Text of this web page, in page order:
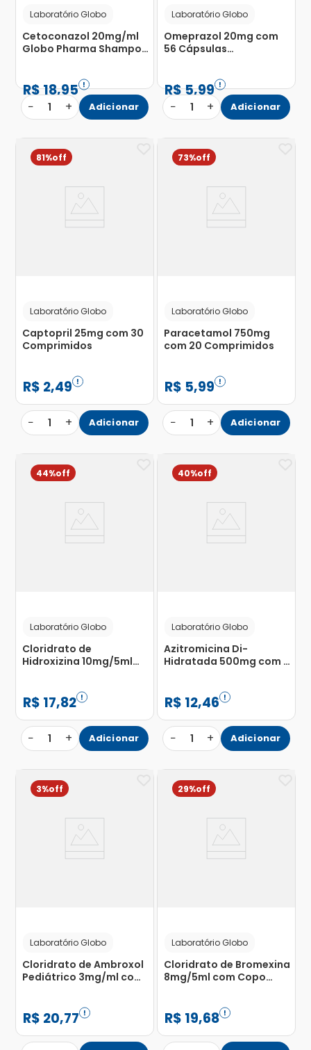
Laboratório Globo
Cetoconazol 20mg/ml
Globo Pharma Shampoo
R$18,95
− 1 + Adicionar
Laboratório Globo
Omeprazol 20mg com
56 Cápsulas
R$5,99
− 1 + Adicionar
81%
Laboratório Globo
Captopril 25mg com 30
Comprimidos
R$ 2,49
− 1 + Adicionar
73%
Laboratório Globo
Paracetamol 750mg
com 20 Comprimidos
R$ 5,99
− 1 + Adicionar
44%
Laboratório Globo
Cloridrato de
Hidroxizina 10mg/5ml
Oral 100ml
R$ 17,82
− 1 + Adicionar
40%
Laboratório Globo
Azitromicina Di-
Hidratada 500mg com 3
R$ 12,46
− 1 + Adicionar
3%
Laboratório Globo
Cloridrato de Ambroxol
Pediátrico 3mg/ml com
R$ 20,77
29%
Laboratório Globo
Cloridrato de Bromexina
8mg/5ml com Copo
R$ 19,68